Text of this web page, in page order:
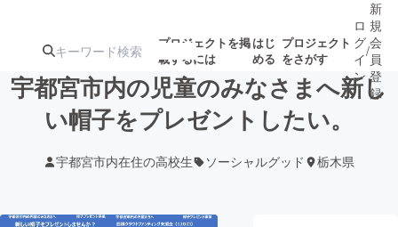
プロジェクトを掲
載するには
はじ
める
プロジェクト
をさがす
人気のプロ
ジェクト
注目のリ
ターン
注目の新着プロ
ジェクト
ロジェクト
もうすぐ公開
されます
ロ
グ
イ
ン
/
新
規
会
員
登
録
宇都宮市内の児童のみなさまへ新し
い帽子をプレゼントしたい。
宇都宮市内在住の高校生 ソーシャルグッド 栃木県